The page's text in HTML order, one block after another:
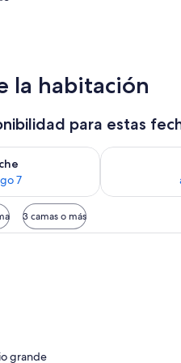
la habitación
para estas
7
para esta noche, ago 6 -
Consulta la
3 camas o más
Ropa de cama de alta calidad,
grande